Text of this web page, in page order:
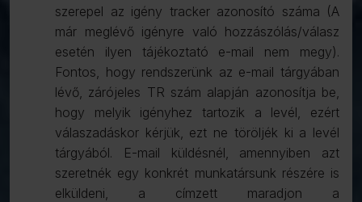
szerepel az igény tracker azonosító száma (A
már meglévő igényre való hozzászólás/válasz
esetén ilyen tájékoztató e-mail nem megy).
Fontos, hogy rendszerünk az e-mail tárgyában
lévő, zárójeles TR szám alapján azonosítja be,
hogy melyik igényhez tartozik a levél, ezért
válaszadáskor kérjük, ezt ne töröljék ki a levél
tárgyából. E-mail küldésnél, amennyiben azt
szeretnék egy konkrét munkatársunk részére is
elküldeni, a címzett maradjon a